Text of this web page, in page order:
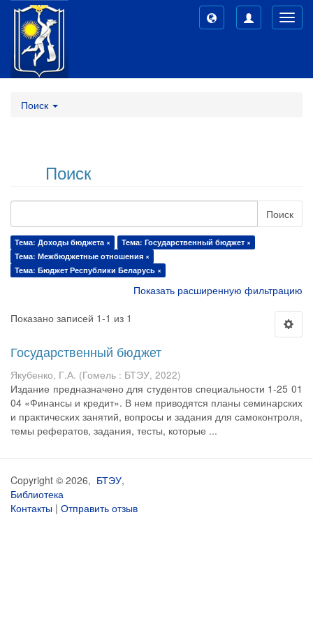
Поиск
Поиск
Поиск
Тема: Доходы бюджета ×
Тема: Государственный бюджет ×
Тема: Межбюджетные отношения ×
Тема: Бюджет Республики Беларусь ×
Показать расширенную фильтрацию
Показано записей 1-1 из 1
Государственный бюджет
Якубенко, Г.А. (Гомель : БТЭУ, 2022)
Издание предназначено для студентов специальности 1-25 01
04 «Финансы и кредит». В нем приводятся планы семинарских
и практических занятий, вопросы и задания для самоконтроля,
темы рефератов, задания, тесты, которые ...
Copyright © 2026, БТЭУ,
Библиотека
Контакты | Отправить отзыв